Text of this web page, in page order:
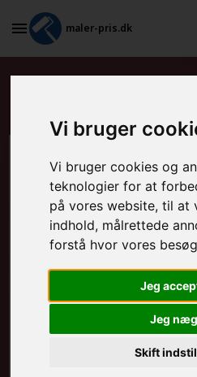
Vi bruger
Vi bruger cookies og
teknologier for at
på vores website, til at
indhold, målrettede
forstå hvor vores
Jeg
Jeg
Skift
maler-pris.dk
Beregn prisen her
MALEROPGAVER -
MALEROPGAVER -
FRAFLYTNINGSPAKKE: